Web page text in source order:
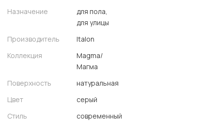
Назначение
для пола,
для улицы
Производитель
Italon
Коллекция
Magma/
Магма
Поверхность
натуральная
Цвет
серый
Стиль
современный